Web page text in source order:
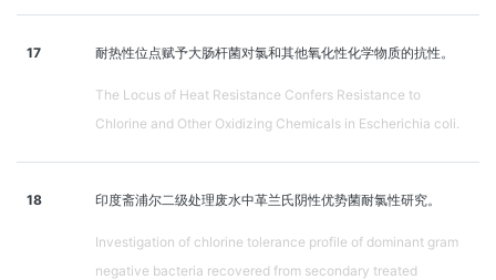
17 耐热性位点赋予大肠杆菌对氯和其他氧化性化学物质的抗性。
The Locus of Heat Resistance Confers Resistance to
Chlorine and Other Oxidizing Chemicals in Escherichia coli.
18 印度斋浦尔二级处理废水中革兰氏阴性优势菌耐氯性研究。
Investigation of chlorine tolerance profile of dominant gram
negative bacteria recovered from secondary treated